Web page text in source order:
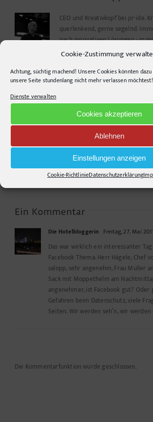
Cookie-Zustimmung
Achtung, süchtig machend! Unsere Cookies könnten
unsere Seite stundenlang nicht mehr verlassen möchtest!
Dienste verwalten
Cookies akzeptieren
Ablehnen
Einstellungen anzeigen
Cookie-RichtlinieDatenschutzerklärung
CEO und Kreativkopf bei pr-ide.
querlenkend, gerne segelnd.
nach innovativen Lösungen -
das Problem erkannt wurde.
dem Acker nicht im
Motorraum beginnt
Ein Kommentar
Die Hotelbloggerin Freitag, 27. Mai
Das war wirklich ein interessanter
Facebook Thema. Herr Hägele, Chef
salopp, sehr angenehm, Frau Müller
Sack mit Moppethelm am
angenehmer, ist Facebook gut?
Gefahren beim Datenschutz, viele
Seiten. Wir werden seh’n, wir werden
Die Kommentarfunktion wurde geschlossen.